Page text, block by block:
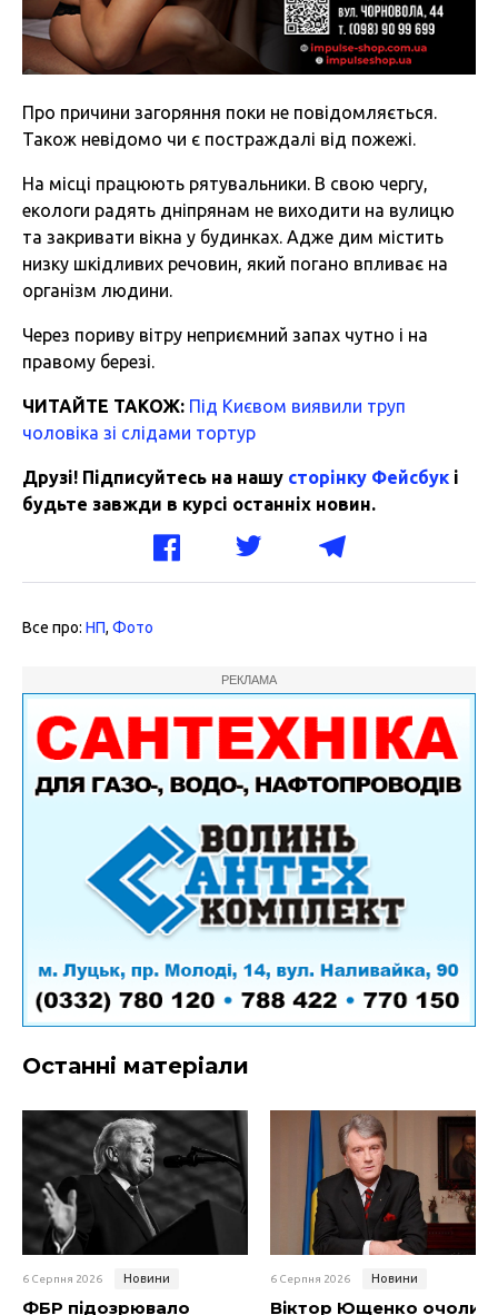
Про причини загоряння поки не повідомляється.
Також невідомо чи є постраждалі від пожежі.
На місці працюють рятувальники. В свою чергу,
екологи радять дніпрянам не виходити на вулицю
та закривати вікна у будинках. Адже дим містить
низку шкідливих речовин, який погано впливає на
організм людини.
Через пориву вітру неприємний запах чутно і на
правому березі.
ЧИТАЙТЕ ТАКОЖ: Під Києвом виявили труп
чоловіка зі слідами тортур
Друзі! Підписуйтесь на нашу сторінку Фейсбук і
будьте завжди в курсі останніх новин.
Все про: НП, Фото
РЕКЛАМА
Останні матеріали
6 Серпня 2026 Новини
ФБР підозрювало
6 Серпня 2026 Новини
Віктор Ющенко очолив